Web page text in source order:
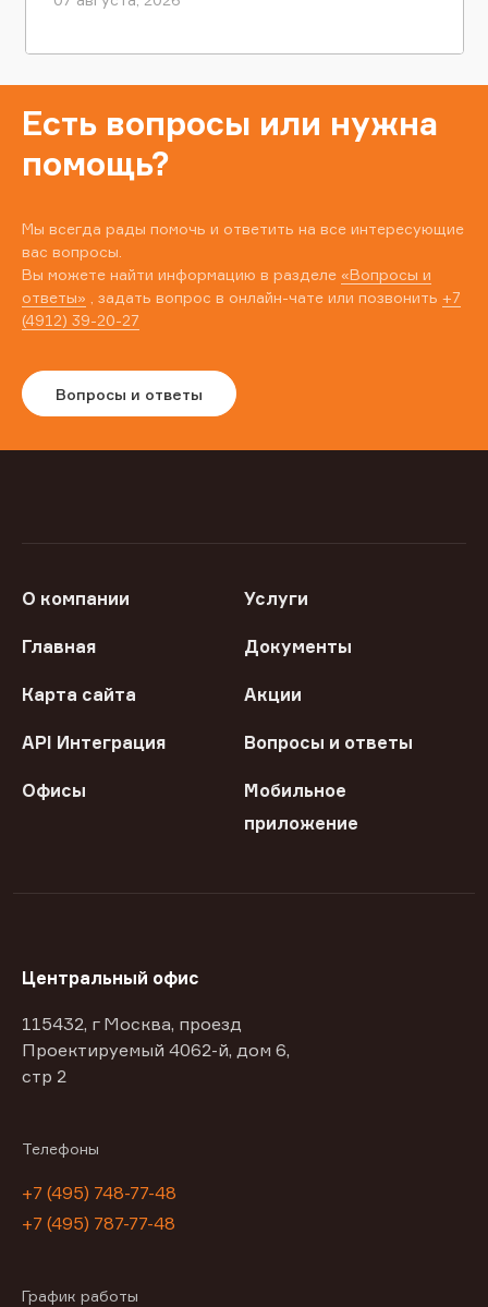
Есть вопросы или нужна
помощь?
Мы всегда рады помочь и ответить на все интересующие
вас вопросы.
Вы можете найти информацию в разделе «Вопросы и
ответы» , задать вопрос в онлайн-чате или позвонить +7
(4912) 39-20-27
Вопросы и ответы
О компании Услуги
Главная Документы
Карта сайта Акции
API Интеграция Вопросы и ответы
Офисы
Мобильное
приложение
Центральный офис
115432, г Москва, проезд
Проектируемый 4062-й, дом 6,
стр 2
Телефоны
+7 (495) 748-77-48
+7 (495) 787-77-48
График работы